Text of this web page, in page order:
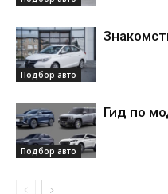
Подбор авто
Подбор авто
Гид по